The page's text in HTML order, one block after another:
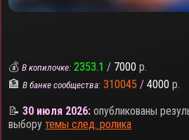
💰В копилочке: 2353.1 / 7000 р.
🏦В банке сообщества: 310045 / 4000 р.
📝30 июля 2026: опубликованы
выборутемы след. ролика